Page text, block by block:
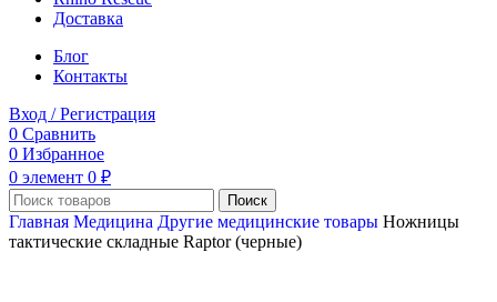
Доставка
Блог
Контакты
Вход / Регистрация
0 Сравнить
0 Избранное
0 элемент 0 ₽
Поиск
Главная Медицина Другие медицинские товары Ножницы
тактические складные Raptor (черные)